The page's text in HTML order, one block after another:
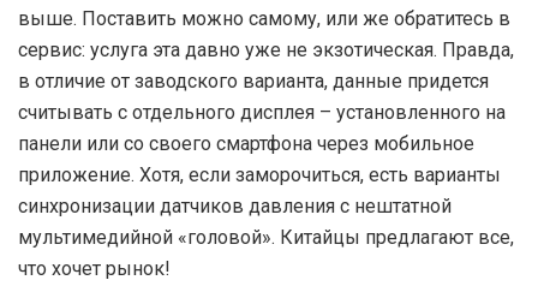
выше. Поставить можно самому, или же обратитесь в
сервис: услуга эта давно уже не экзотическая. Правда,
в отличие от заводского варианта, данные придется
считывать с отдельного дисплея – установленного на
панели или со своего смартфона через мобильное
приложение. Хотя, если заморочиться, есть варианты
синхронизации датчиков давления с нештатной
мультимедийной «головой». Китайцы предлагают все,
что хочет рынок!